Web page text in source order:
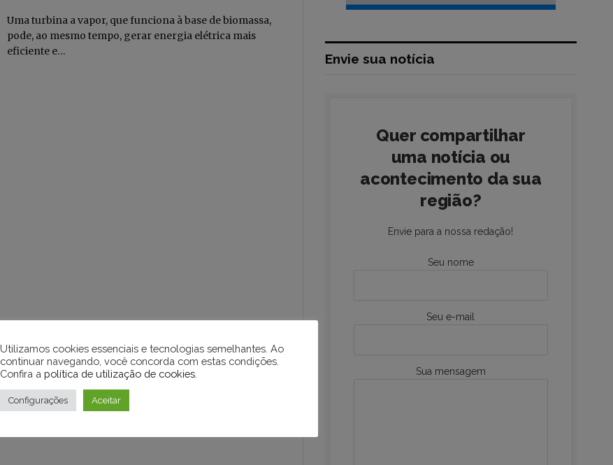
Uma turbina a vapor, que funciona à base de biomassa,
pode, ao mesmo tempo, gerar energia elétrica mais
eficiente e…
Envie sua notícia
Quer compartilhar
uma notícia ou
acontecimento da sua
região?
Envie para a nossa redação!
Seu nome
Seu e-mail
Sua mensagem
Utilizamos cookies essenciais e tecnologias semelhantes. Ao
continuar navegando, você concorda com estas condições.
Confira a política de utilização de cookies
Configurações Aceitar